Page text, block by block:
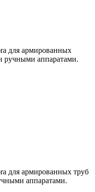
для армированных
ручными аппаратами.
для армированных труб
аппаратами.